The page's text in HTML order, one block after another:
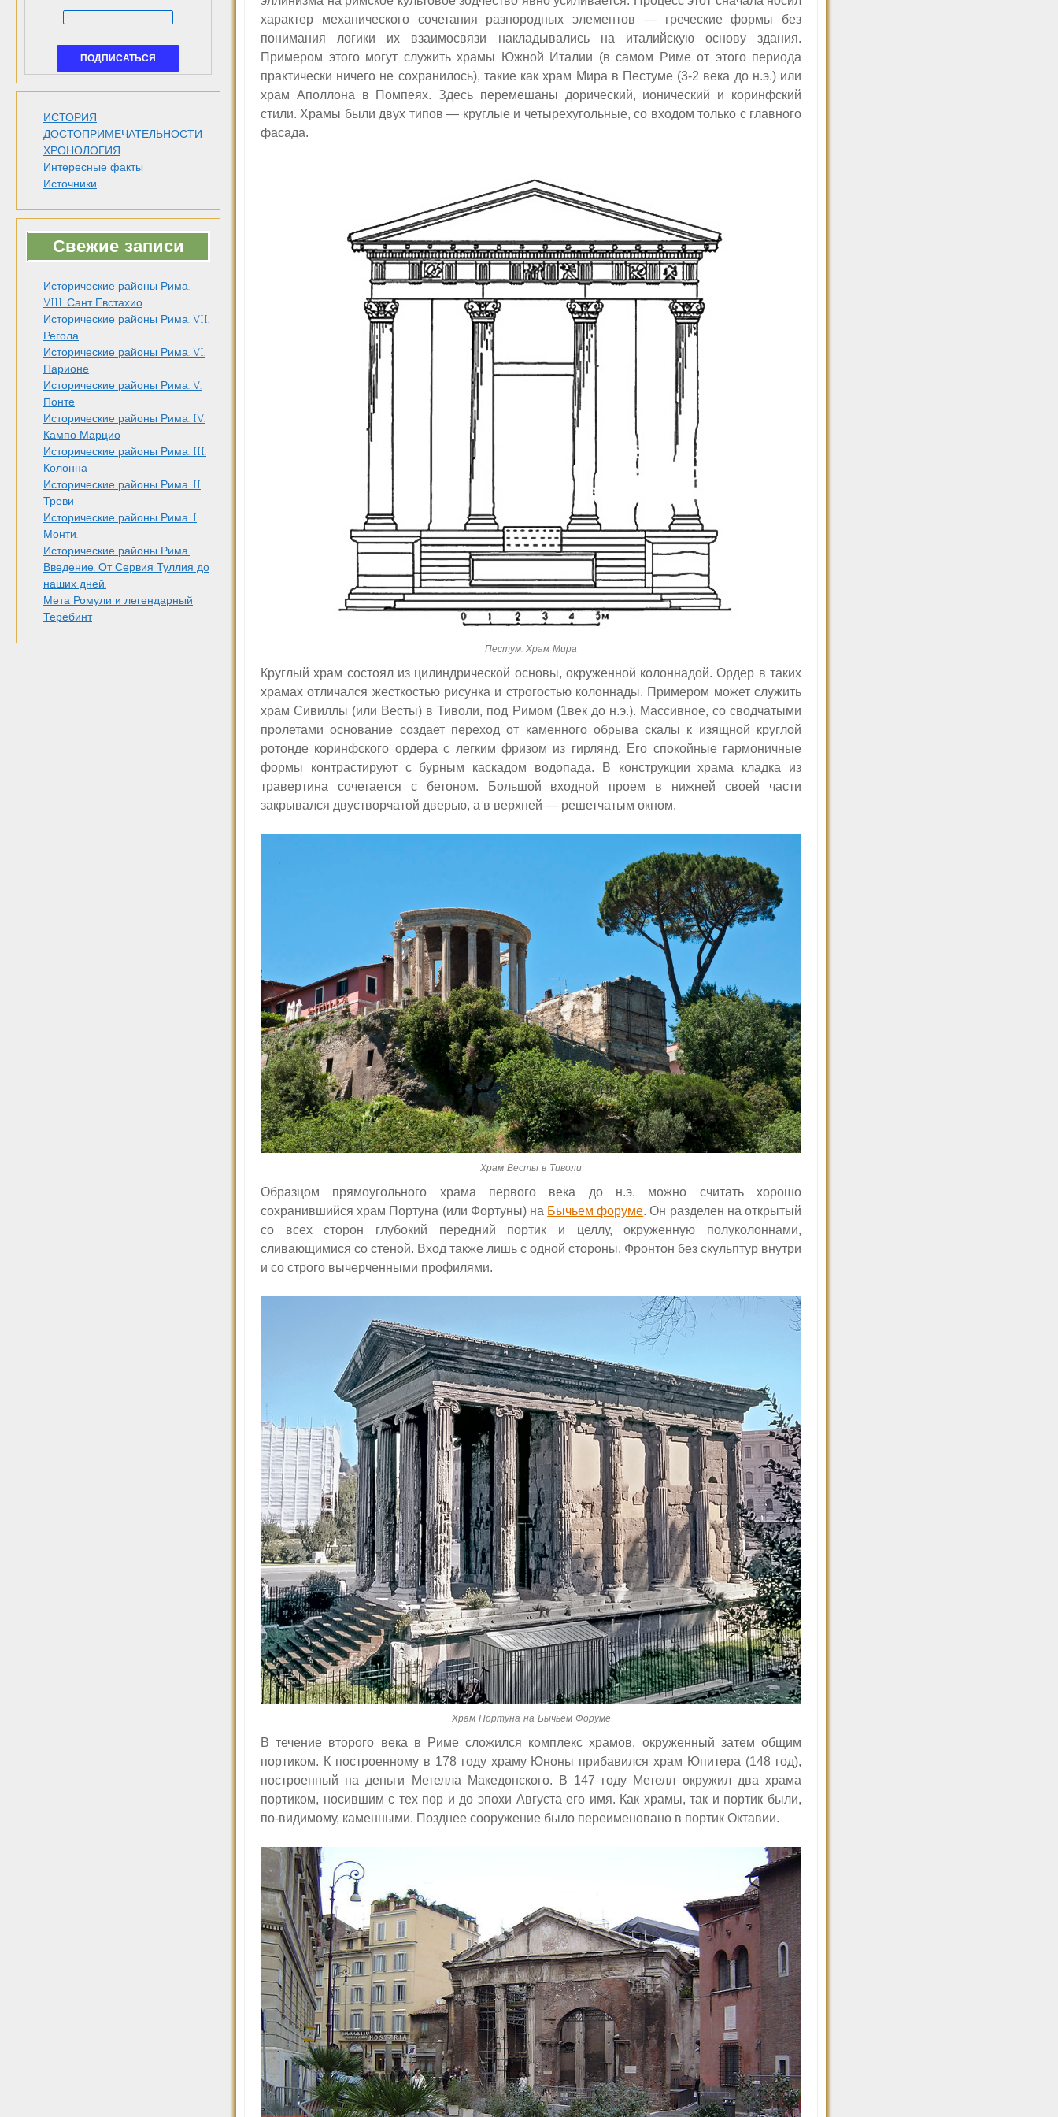
ИСТОРИЯ
ДОСТОПРИМЕЧАТЕЛЬНОСТИ
ХРОНОЛОГИЯ
Интересные факты
Источники
Свежие записи
Исторические районы Рима.
VIII. Сант Евстахио
Исторические районы Рима. VII.
Регола
Исторические районы Рима. VI.
Парионе
Исторические районы Рима. V.
Понте
Исторические районы Рима. IV.
Кампо Марцио
Исторические районы Рима. III.
Колонна
Исторические районы Рима. II
Треви
Исторические районы Рима. I
Монти.
Исторические районы Рима.
Введение. От Сервия Туллия до
наших дней.
Мета Ромули и легендарный
Теребинт
характер механического сочетания разнородных элементов — греческие формы без
понимания логики их взаимосвязи накладывались на италийскую основу здания.
Примером этого могут служить храмы Южной Италии (в самом Риме от этого периода
практически ничего не сохранилось), такие как храм Мира в Пестуме (3-2 века до н.э.) или
храм Аполлона в Помпеях. Здесь перемешаны дорический, ионический и коринфский
стили. Храмы были двух типов — круглые и четырехугольные, со входом только с главного
фасада.
Пестум. Храм Мира
Круглый храм состоял из цилиндрической основы, окруженной колоннадой. Ордер в таких
храмах отличался жесткостью рисунка и строгостью колоннады. Примером может служить
храм Сивиллы (или Весты) в Тиволи, под Римом (1век до н.э.). Массивное, со сводчатыми
пролетами основание создает переход от каменного обрыва скалы к изящной круглой
ротонде коринфского ордера с легким фризом из гирлянд. Его спокойные гармоничные
формы контрастируют с бурным каскадом водопада. В конструкции храма кладка из
травертина сочетается с бетоном. Большой входной проем в нижней своей части
закрывался двустворчатой дверью, а в верхней — решетчатым окном.
Храм Весты в Тиволи
Образцом прямоугольного храма первого века до н.э. можно считать хорошо
сохранившийся храм Портуна (или Фортуны) на Бычьем форуме. Он разделен на открытый
со всех сторон глубокий передний портик и целлу, окруженную полуколоннами,
сливающимися со стеной. Вход также лишь с одной стороны. Фронтон без скульптур внутри
и со строго вычерченными профилями.
Храм Портуна на Бычьем Форуме
В течение второго века в Риме сложился комплекс храмов, окруженный затем общим
портиком. К построенному в 178 году храму Юноны прибавился храм Юпитера (148 год),
построенный на деньги Метелла Македонского. В 147 году Метелл окружил два храма
портиком, носившим с тех пор и до эпохи Августа его имя. Как храмы, так и портик были,
по-видимому, каменными. Позднее сооружение было переименовано в портик Октавии.